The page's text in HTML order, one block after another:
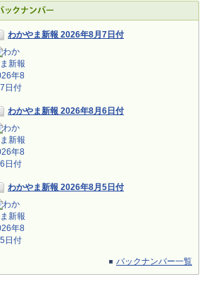
わかやま新報 2026年8月7日付
わかやま新報 2026年8月6日付
わかやま新報 2026年8月5日付
バックナンバー一覧